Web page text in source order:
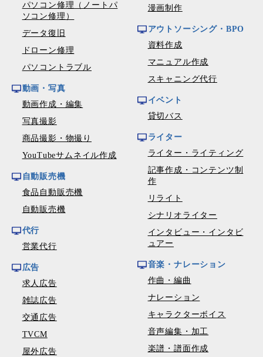
パソコン修理（ノートパ
ソコン修理）
データ復旧
ドローン修理
パソコントラブル
動画・写真
動画作成・編集
写真撮影
商品撮影・物撮り
YouTubeサムネイル作成
自動販売機
食品自動販売機
自動販売機
代行
営業代行
広告
求人広告
雑誌広告
交通広告
TVCM
屋外広告
漫画制作
アウトソーシング・BPO
資料作成
マニュアル作成
スキャニング代行
イベント
貸切バス
ライター
ライター・ライティング
記事作成・コンテンツ制
作
リライト
シナリオライター
インタビュー・インタビ
ュアー
音楽・ナレーション
作曲・編曲
ナレーション
キャラクターボイス
音声編集・加工
楽譜・譜面作成